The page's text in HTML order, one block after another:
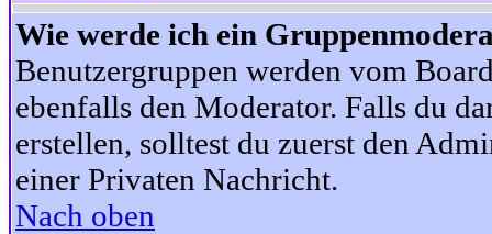
Wie werde ich ein
Benutzergruppen werden vom
ebenfalls den Moderator. Falls du
erstellen, solltest du zuerst den
einer Privaten Nachricht.
Nach oben